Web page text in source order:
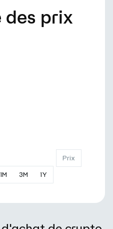
des prix
1M 3M 1Y
Prix